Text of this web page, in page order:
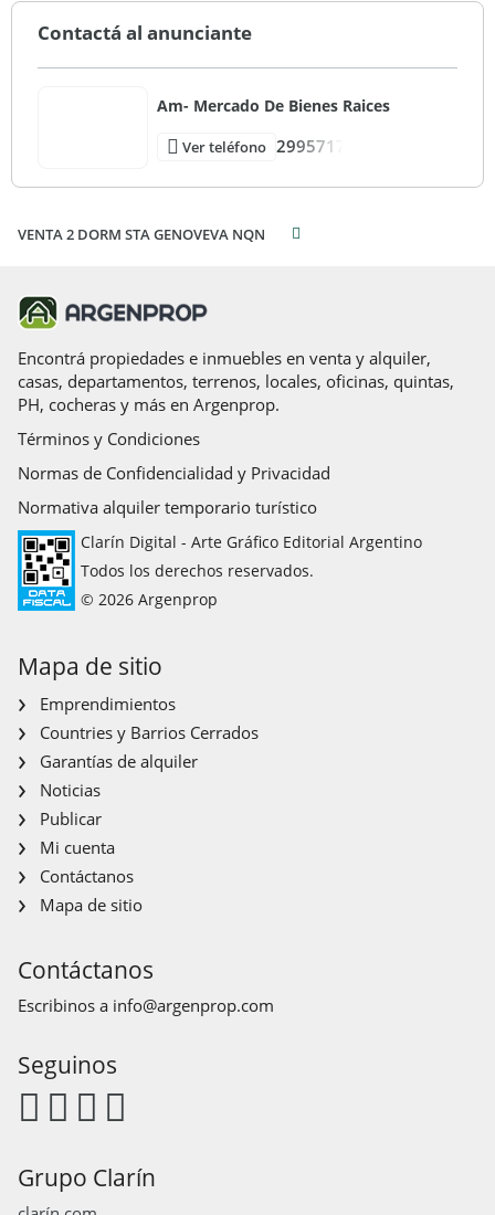
Bueno
Contactá al anunciante
Am- Mercado De Bienes Raices
Ver teléfono 2995717
VENTA 2 DORM STA GENOVEVA NQN
Encontrá propiedades e inmuebles en venta y alquiler,
casas, departamentos, terrenos, locales, oficinas, quintas,
PH, cocheras y más en Argenprop.
Términos y Condiciones
Normas de Confidencialidad y Privacidad
Normativa alquiler temporario turístico
Clarín Digital - Arte Gráfico Editorial Argentino
Todos los derechos reservados.
© 2026 Argenprop
Mapa de sitio
Emprendimientos
Countries y Barrios Cerrados
Garantías de alquiler
Noticias
Publicar
Mi cuenta
Contáctanos
Mapa de sitio
Contáctanos
Escribinos a info@argenprop.com
Seguinos
Grupo Clarín